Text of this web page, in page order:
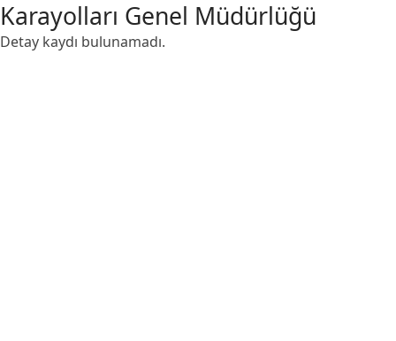
Karayolları Genel Müdürlüğü
Detay kaydı bulunamadı.